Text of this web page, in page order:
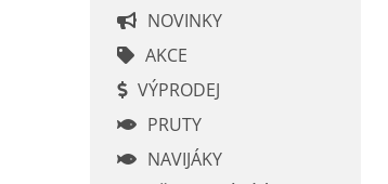
NOVINKY
AKCE
VÝPRODEJ
PRUTY
NAVIJÁKY